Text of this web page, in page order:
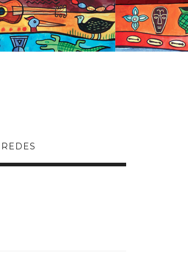
REDES